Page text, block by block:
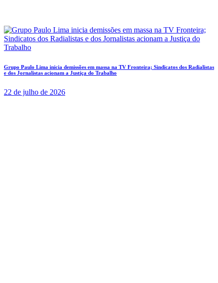
Grupo Paulo Lima inicia demissões em massa na TV Fronteira; Sindicatos dos Radialistas
e dos Jornalistas acionam a Justiça do Trabalho
22 de julho de 2026